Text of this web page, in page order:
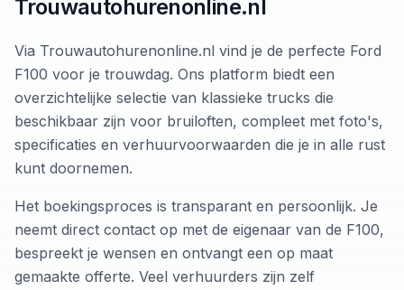
Trouwautohurenonline.nl
Via Trouwautohurenonline.nl vind je de perfecte Ford
F100 voor je trouwdag. Ons platform biedt een
overzichtelijke selectie van klassieke trucks die
beschikbaar zijn voor bruiloften, compleet met foto's,
specificaties en verhuurvoorwaarden die je in alle rust
kunt doornemen.
Het boekingsproces is transparant en persoonlijk. Je
neemt direct contact op met de eigenaar van de F100,
bespreekt je wensen en ontvangt een op maat
gemaakte offerte. Veel verhuurders zijn zelf